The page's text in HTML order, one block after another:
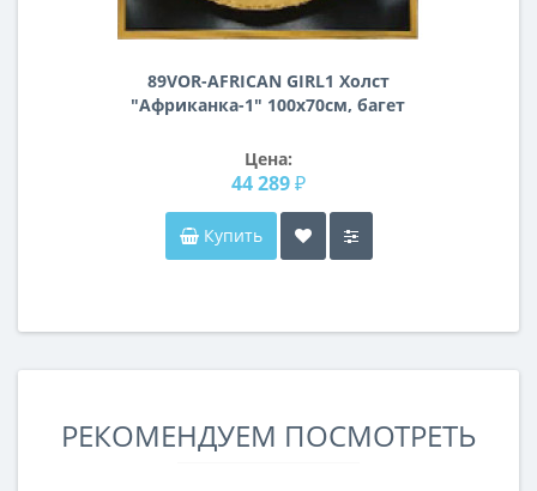
89VOR-AFRICAN GIRL1 Холст
"Африканка-1" 100х70см, багет
Цена:
44 289 ₽
Купить
РЕКОМЕНДУЕМ ПОСМОТРЕТЬ